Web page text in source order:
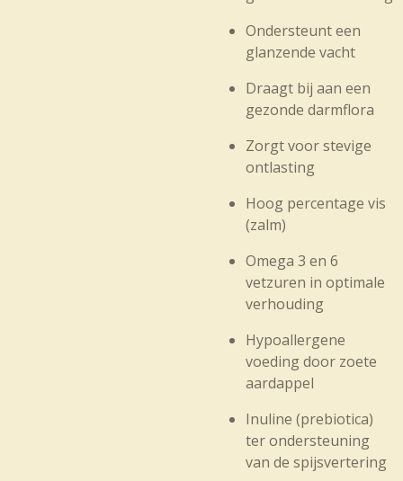
Ondersteunt een
glanzende vacht
Draagt bij aan een
gezonde darmflora
Zorgt voor stevige
ontlasting
Hoog percentage vis
(zalm)
Omega 3 en 6
vetzuren in optimale
verhouding
Hypoallergene
voeding door zoete
aardappel
Inuline (prebiotica)
ter ondersteuning
van de spijsvertering